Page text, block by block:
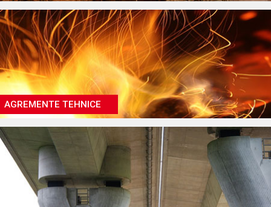
AGREMENTE TEHNICE